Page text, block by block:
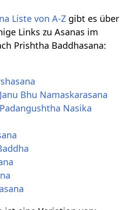
Liste von A-Z gibt es über
Links zu Asanas im
Prishtha Baddhasana:
Bhu Namaskarasana
Nasika